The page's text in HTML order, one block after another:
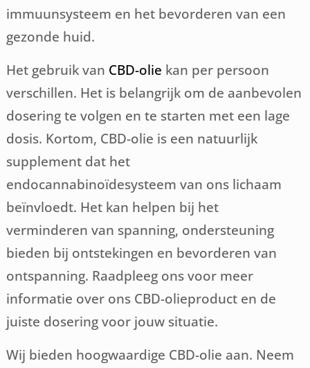
immuunsysteem en het bevorderen van een
gezonde huid.
Het gebruik van CBD-olie kan per persoon
verschillen. Het is belangrijk om de aanbevolen
dosering te volgen en te starten met een lage
dosis. Kortom, CBD-olie is een natuurlijk
supplement dat het
endocannabinoïdesysteem van ons lichaam
beïnvloedt. Het kan helpen bij het
verminderen van spanning, ondersteuning
bieden bij ontstekingen en bevorderen van
ontspanning. Raadpleeg ons voor meer
informatie over ons CBD-olieproduct en de
juiste dosering voor jouw situatie.
Wij bieden hoogwaardige CBD-olie aan. Neem